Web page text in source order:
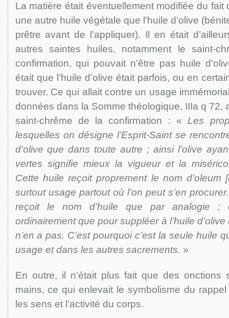
La matière était éventuellement modifiée du fait
une autre huile végétale que l’huile d’olive
prêtre avant de l’appliquer). Il en était
autres saintes huiles, notamment le saint-
confirmation, qui pouvait n’être pas huile
était que l’huile d’olive était parfois, ou en
trouver. Ce qui allait contre un usage
données dans la Somme théologique, IIIa q 72,
saint-chrême de la confirmation : « Les
lesquelles on désigne l’Esprit-Saint se
d’olive que dans toute autre ; ainsi l’olive
vertes signifie mieux la vigueur et la
Cette huile reçoit proprement le nom d’oleum
surtout usage partout où l’on peut s’en
reçoit le nom d’huile que par analogie ;
ordinairement que pour suppléer à l’huile
n’en a pas. C’est pourquoi c’est la seule huile
usage et dans les autres sacrements. »
En outre, il n’était plus fait que des
mains, ce qui enlevait le symbolisme du
les sens et l’activité du corps.